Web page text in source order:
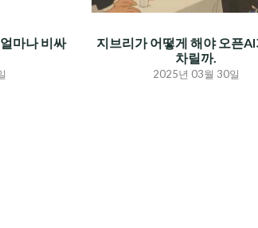
마나 비싸
지브리가 어떻게 해야 오픈
차릴까.
2025년 03월 30일